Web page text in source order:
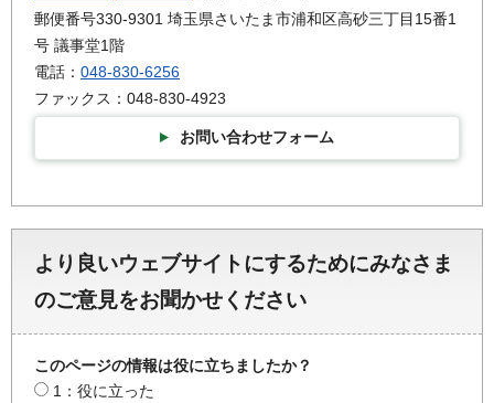
郵便番号330-9301 埼玉県さいたま市浦和区高砂三丁目15番1
号 議事堂1階
電話： 048-830-6256
ファックス：048-830-4923
お問い合わせフォーム
より良いウェブサイトにするためにみなさま
のご意見をお聞かせください
このページの情報は役に立ちましたか？
1：役に立った